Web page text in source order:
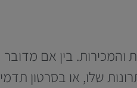
בין אם מדובר
שלו, או בסרטון